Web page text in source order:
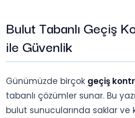
Bulut Tabanlı Geçiş
ile Güvenlik
Günümüzde birçok geçiş
tabanlı çözümler sunar. Bu
bulut sunucularında saklar ve